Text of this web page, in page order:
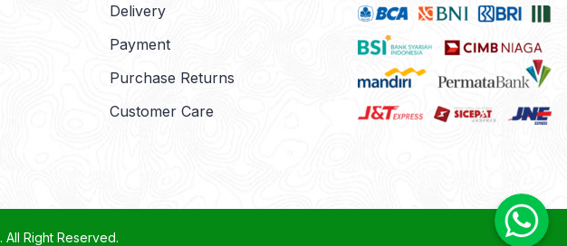
Delivery
Payment
Purchase Returns
Customer Care
. All Right Reserved.